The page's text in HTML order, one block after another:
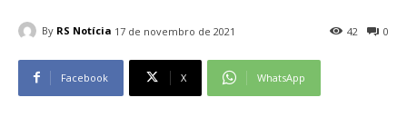
By RS Notícia 17 de novembro de 2021 0
42
Facebook X WhatsApp